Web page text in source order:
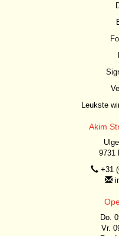
Leukste
Akim
9731
+31
Do.
Vr.